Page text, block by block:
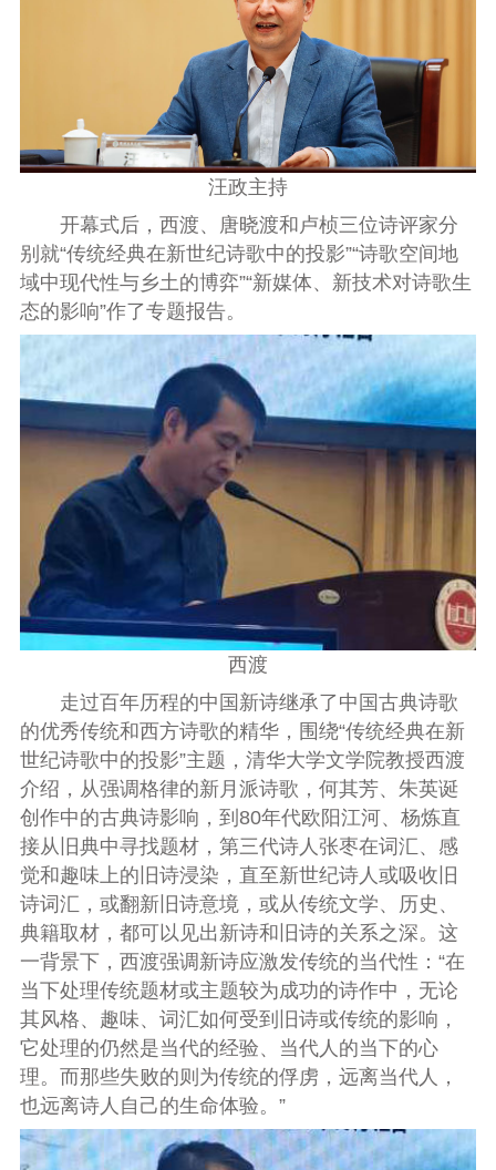
汪政主持
开幕式后，西渡、唐晓渡和卢桢三位诗评家分
别就“传统经典在新世纪诗歌中的投影”“诗歌空间地
域中现代性与乡土的博弈”“新媒体、新技术对诗歌生
态的影响”作了专题报告。
西渡
走过百年历程的中国新诗继承了中国古典诗歌
的优秀传统和西方诗歌的精华，围绕“传统经典在新
世纪诗歌中的投影”主题，清华大学文学院教授西渡
介绍，从强调格律的新月派诗歌，何其芳、朱英诞
创作中的古典诗影响，到 80年代欧阳江河、杨炼直
接从旧典中寻找题材，第三代诗人张枣在词汇、感
觉和趣味上的旧诗浸染，直至新世纪诗人或吸收旧
诗词汇，或翻新旧诗意境，或从传统文学、历史、
典籍取材，都可以见出新诗和旧诗的关系之深。这
一背景下，西渡强调新诗应激发传统的当代性：“在
当下处理传统题材或主题较为成功的诗作中，无论
其风格、趣味、词汇如何受到旧诗或传统的影响，
它处理的仍然是当代的经验、当代人的当下的心
理。而那些失败的则为传统的俘虏，远离当代人，
也远离诗人自己的生命体验。”